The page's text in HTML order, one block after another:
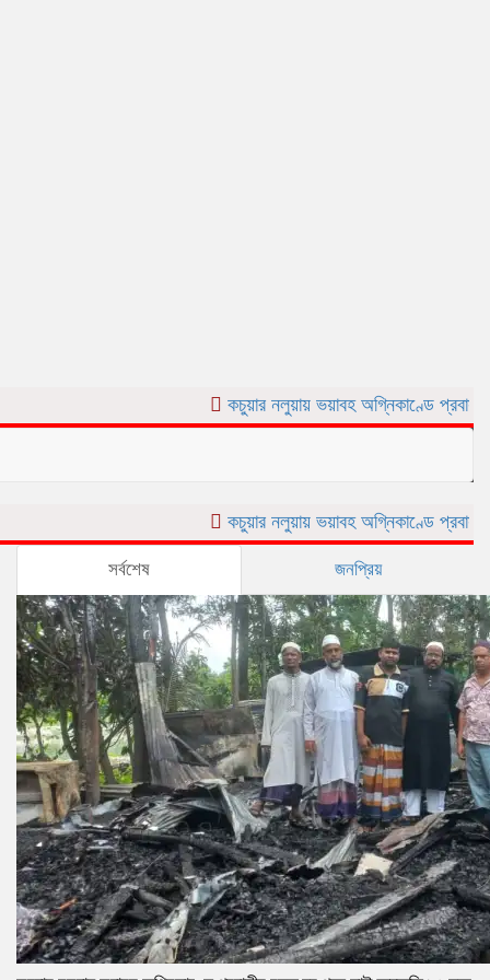
কচুয়ার নলুয়ায় ভয়াবহ অগ্নিকাণ্ডে প্রবাসীর বসত ঘর
কচুয়ার নলুয়ায় ভয়াবহ অগ্নিকাণ্ডে প্রবাসীর বসত ঘর
সর্বশেষ জনপ্রিয়